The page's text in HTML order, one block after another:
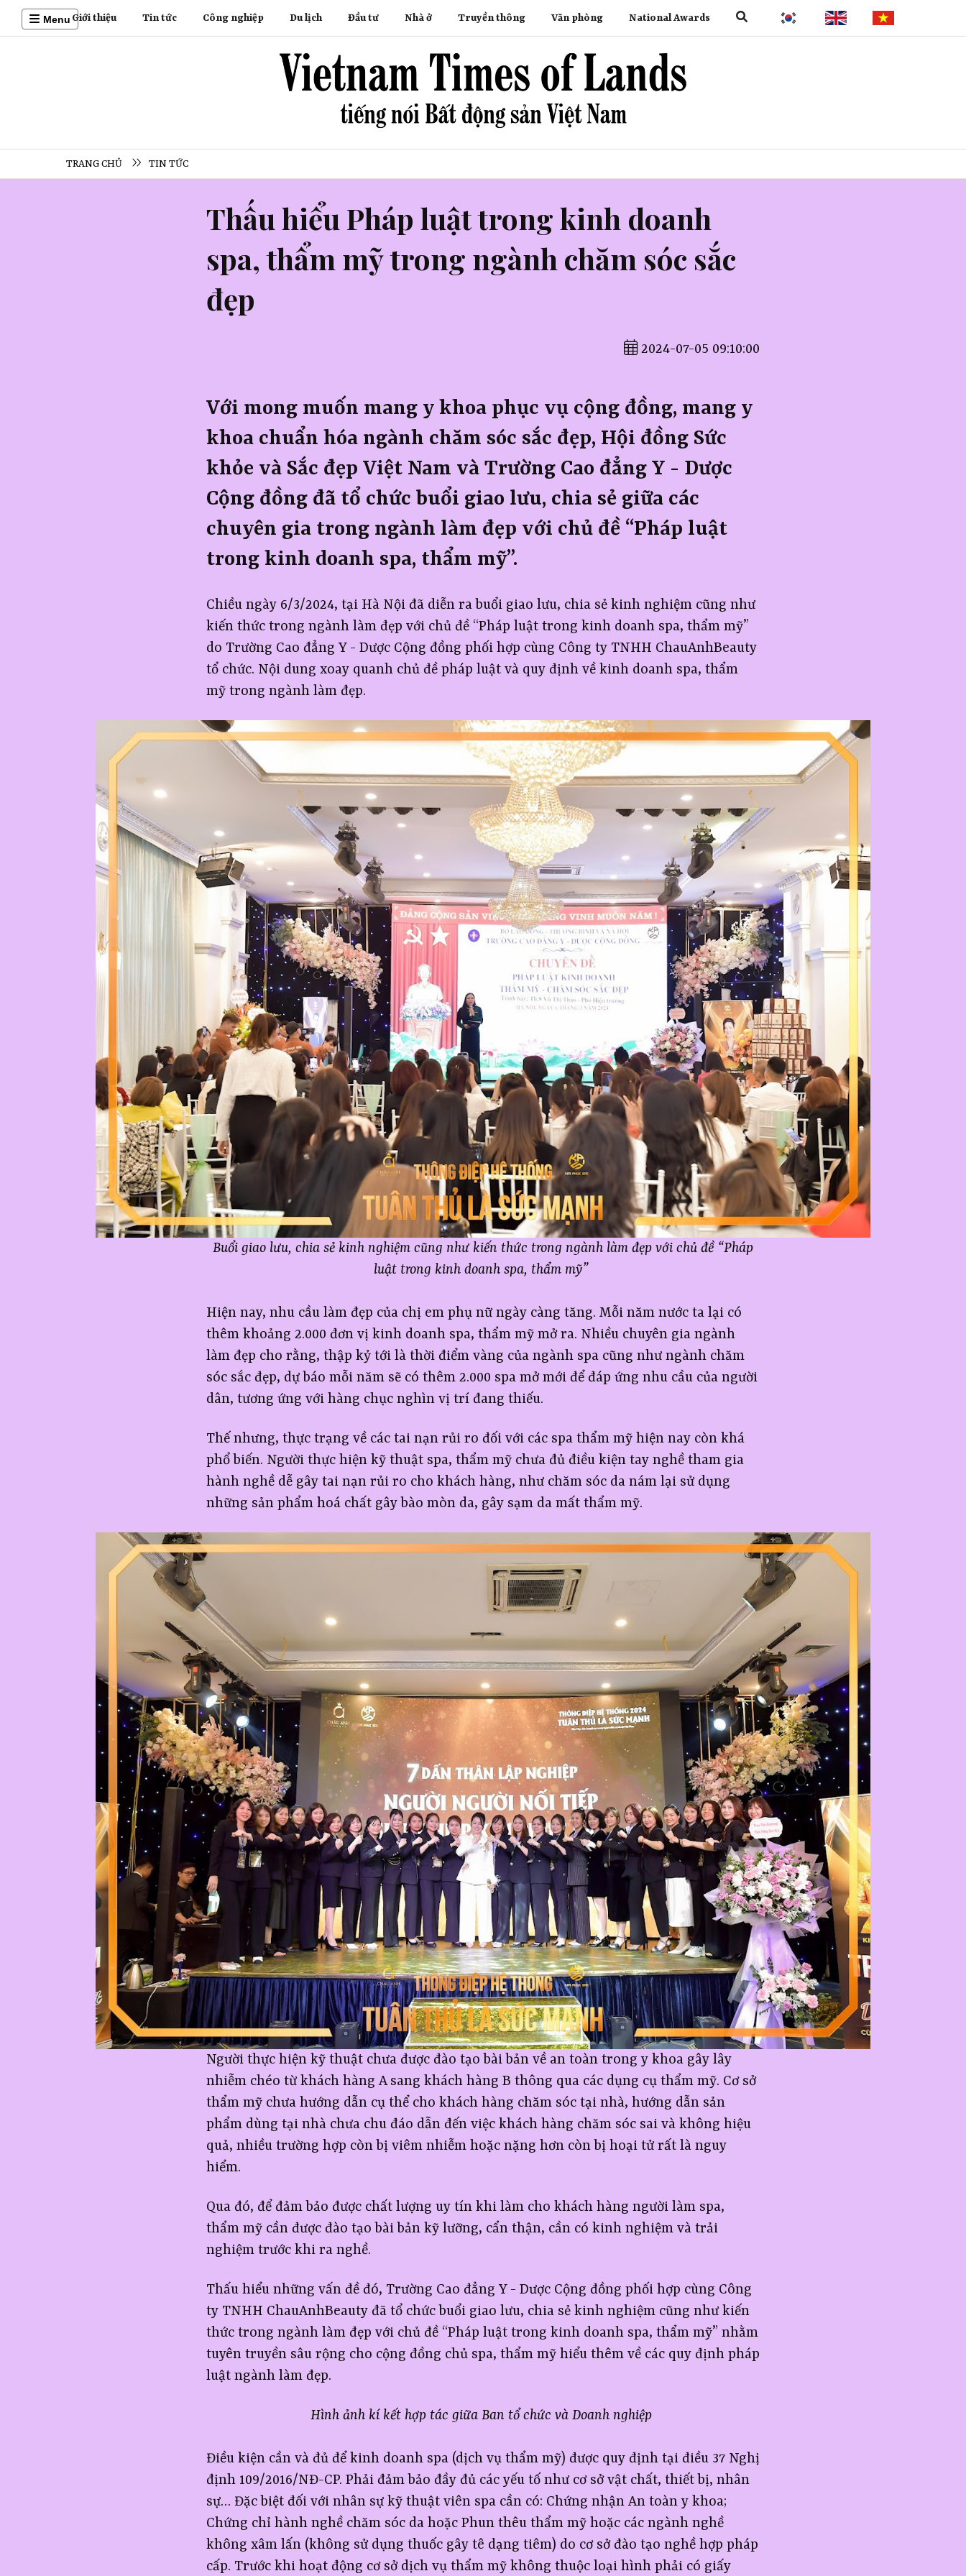
Menu Giới thiệu Tin tức Công nghiệp Du lịch Đầu tư Nhà ở Truyền thông Văn phòng National Awards
TRANG CHỦ TIN TỨC
Thấu hiểu Pháp luật trong kinh doanh
spa, thẩm mỹ trong ngành chăm sóc sắc
đẹp
2024-07-05 09:10:00
Với mong muốn mang y khoa phục vụ cộng đồng, mang y
khoa chuẩn hóa ngành chăm sóc sắc đẹp, Hội đồng Sức
khỏe và Sắc đẹp Việt Nam và Trường Cao đẳng Y - Dược
Cộng đồng đã tổ chức buổi giao lưu, chia sẻ giữa các
chuyên gia trong ngành làm đẹp với chủ đề “Pháp luật
trong kinh doanh spa, thẩm mỹ”.
Chiều ngày 6/3/2024, tại Hà Nội đã diễn ra buổi giao lưu, chia sẻ kinh nghiệm cũng như
kiến thức trong ngành làm đẹp với chủ đề “Pháp luật trong kinh doanh spa, thẩm mỹ”
do Trường Cao đẳng Y - Dược Cộng đồng phối hợp cùng Công ty TNHH ChauAnhBeauty
tổ chức. Nội dung xoay quanh chủ đề pháp luật và quy định về kinh doanh spa, thẩm
mỹ trong ngành làm đẹp.
Buổi giao lưu, chia sẻ kinh nghiệm cũng như kiến thức trong ngành làm đẹp với chủ đề “Pháp
luật trong kinh doanh spa, thẩm mỹ”
Hiện nay, nhu cầu làm đẹp của chị em phụ nữ ngày càng tăng. Mỗi năm nước ta lại có
thêm khoảng 2.000 đơn vị kinh doanh spa, thẩm mỹ mở ra. Nhiều chuyên gia ngành
làm đẹp cho rằng, thập kỷ tới là thời điểm vàng của ngành spa cũng như ngành chăm
sóc sắc đẹp, dự báo mỗi năm sẽ có thêm 2.000 spa mở mới để đáp ứng nhu cầu của người
dân, tương ứng với hàng chục nghìn vị trí đang thiếu.
Thế nhưng, thực trạng về các tai nạn rủi ro đối với các spa thẩm mỹ hiện nay còn khá
phổ biến. Người thực hiện kỹ thuật spa, thẩm mỹ chưa đủ điều kiện tay nghề tham gia
hành nghề dễ gây tai nạn rủi ro cho khách hàng, như chăm sóc da nám lại sử dụng
những sản phẩm hoá chất gây bào mòn da, gây sạm da mất thẩm mỹ.
Người thực hiện kỹ thuật chưa được đào tạo bài bản về an toàn trong y khoa gây lây
nhiễm chéo từ khách hàng A sang khách hàng B thông qua các dụng cụ thẩm mỹ. Cơ sở
thẩm mỹ chưa hướng dẫn cụ thể cho khách hàng chăm sóc tại nhà, hướng dẫn sản
phẩm dùng tại nhà chưa chu đáo dẫn đến việc khách hàng chăm sóc sai và không hiệu
quả, nhiều trường hợp còn bị viêm nhiễm hoặc nặng hơn còn bị hoại tử rất là nguy
hiểm.
Qua đó, để đảm bảo được chất lượng uy tín khi làm cho khách hàng người làm spa,
thẩm mỹ cần được đào tạo bài bản kỹ lưỡng, cẩn thận, cần có kinh nghiệm và trải
nghiệm trước khi ra nghề.
Thấu hiểu những vấn đề đó, Trường Cao đẳng Y - Dược Cộng đồng phối hợp cùng Công
ty TNHH ChauAnhBeauty đã tổ chức buổi giao lưu, chia sẻ kinh nghiệm cũng như kiến
thức trong ngành làm đẹp với chủ đề “Pháp luật trong kinh doanh spa, thẩm mỹ” nhằm
tuyên truyền sâu rộng cho cộng đồng chủ spa, thẩm mỹ hiểu thêm về các quy định pháp
luật ngành làm đẹp.
Hình ảnh kí kết hợp tác giữa Ban tổ chức và Doanh nghiệp
Điều kiện cần và đủ để kinh doanh spa (dịch vụ thẩm mỹ) được quy định tại điều 37 Nghị
định 109/2016/NĐ-CP. Phải đảm bảo đầy đủ các yếu tố như cơ sở vật chất, thiết bị, nhân
sự… Đặc biệt đối với nhân sự kỹ thuật viên spa cần có: Chứng nhận An toàn y khoa;
Chứng chỉ hành nghề chăm sóc da hoặc Phun thêu thẩm mỹ hoặc các ngành nghề
không xâm lấn (không sử dụng thuốc gây tê dạng tiêm) do cơ sở đào tạo nghề hợp pháp
cấp. Trước khi hoạt động cơ sở dịch vụ thẩm mỹ không thuộc loại hình phải có giấy